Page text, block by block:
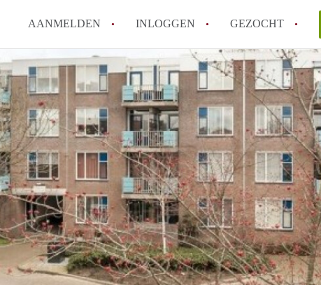
AANMELDEN INLOGGEN GEZOCHT